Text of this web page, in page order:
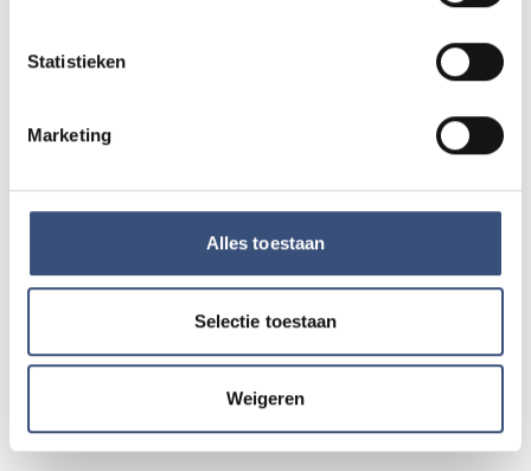
Statistieken
Marketing
Alles toestaan
Selectie toestaan
Weigeren
bankhelpdeskfraude in Sommelsdijk
ruim 50 procent
Werkzaamheden aan Duivenwaardsedijk bij
vrijdag 7 augustus